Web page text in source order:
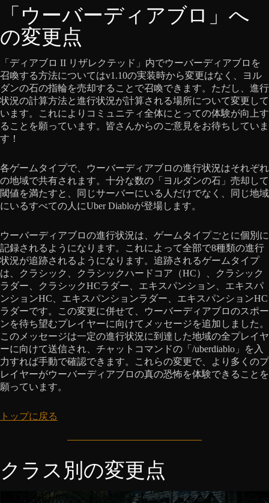
「ウーバーディアブロ」へ
の変更点
「ディアブロ II リザレクテッド」内でウーバーディアブロを
召喚する方法についてはv1.10の実装時から変更はなく、ヨル
ダンの石の指輪を売却することで召喚できます。ただし、進行
状況の計算方法と進行状況が計算される場所について変更して
います。これによりコミュニティ全体にとっての体験が向上す
ることを願っています。皆さんからのご意見をお待ちしていま
す！
各ゲームタイプで、ウーバーディアブロの進行状況はそれぞれ
の地域で共有されます。十分な数の「ヨルダンの石」売却して
閾値を満たすと、同じサーバーにいる人だけでなく、同じ地域
にいるすべての人にUber Diabloが登場します。
ウーバーディアブロの進行状況は、ゲームタイプごとに個別に
記録されるようになります。これによって全部で8種類の進行
状況が追跡されるようになります。追跡されるゲームタイプ
は、クラシック、クラシックハードコア（HC）、クラシック
ラダー、クラシックHCラダー、エキスパンション、エキスパ
ンションHC、エキスパンションラダー、エキスパンションHC
ラダーです。この変更に併せて、ウーバーディアブロのスポー
ンを待ち望むプレイヤーに向けてメッセージを追加しました。
このメッセージは一定の進行状況に到達した地域の全プレイヤ
ーに向けて送信され、チャットコマンドの「/uberdiablo」を入
力すれば手動で確認できます。これらの変更で、より多くのプ
レイヤーがウーバーディアブロの真の恐怖を体験できることを
願っています。
トップに戻る
クラス別の変更点